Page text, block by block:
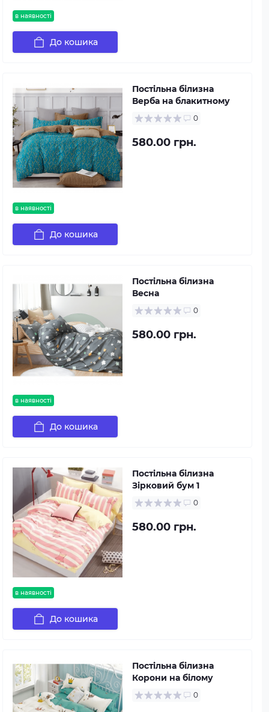
в наявності
До кошика
в наявності
Постільна білизна
Верба на блакитному
0
580.00 грн.
До кошика
в наявності
Постільна білизна
Весна
0
580.00 грн.
До кошика
в наявності
Постільна білизна
Зірковий бум 1
0
580.00 грн.
До кошика
Постільна білизна
Корони на білому
0